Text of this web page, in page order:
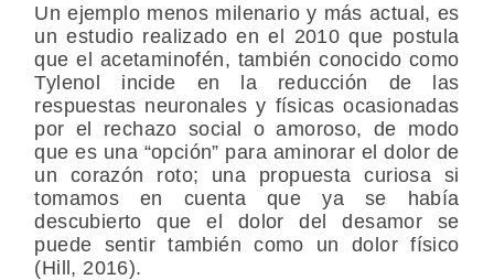
Un ejemplo menos milenario y más actual, es
un estudio realizado en el 2010 que postula
que el acetaminofén, también conocido como
Tylenol incide en la reducción de las
respuestas neuronales y físicas ocasionadas
por el rechazo social o amoroso, de modo
que es una “opción” para aminorar el dolor de
un corazón roto; una propuesta curiosa si
tomamos en cuenta que ya se había
descubierto que el dolor del desamor se
puede sentir también como un dolor físico
(Hill, 2016).